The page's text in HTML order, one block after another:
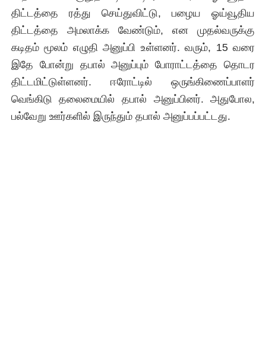
திட்டத்தை ரத்து செய்துவிட்டு, பழைய ஓய்வூதிய
திட்டத்தை அமலாக்க வேண்டும், என முதல்வருக்கு
கடிதம் மூலம் எழுதி அனுப்பி உள்ளனர். வரும், 15 வரை
இதே போன்று தபால் அனுப்பும் போராட்டத்தை தொடர
திட்டமிட்டுள்ளனர். ஈரோட்டில் ஒருங்கிணைப்பாளர்
வெங்கிடு தலைமையில் தபால் அனுப்பினர். அதுபோல,
பல்வேறு ஊர்களில் இருந்தும் தபால் அனுப்பப்பட்டது.